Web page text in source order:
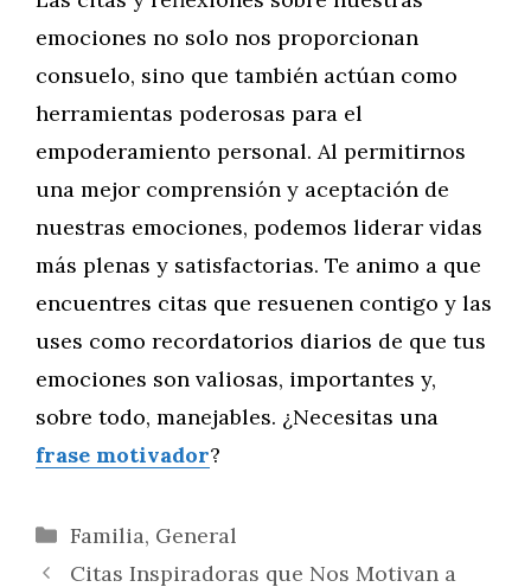
emociones no solo nos proporcionan
consuelo, sino que también actúan como
herramientas poderosas para el
empoderamiento personal. Al permitirnos
una mejor comprensión y aceptación de
nuestras emociones, podemos liderar vidas
más plenas y satisfactorias. Te animo a que
encuentres citas que resuenen contigo y las
uses como recordatorios diarios de que tus
emociones son valiosas, importantes y,
sobre todo, manejables. ¿Necesitas una
frase motivador?
Categorías
Familia, General
Citas Inspiradoras que Nos Motivan a